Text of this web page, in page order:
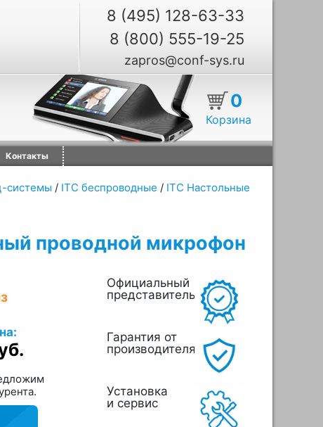
8 (495) 128-63-33
8 (800) 555-19-25
zapros@conf-sys.ru
0
Корзина
Контакты
системы / ITC беспроводные / ITC Настольные
проводной микрофон
Официальный
представитель
Гарантия от
производителя
Установка
и сервис